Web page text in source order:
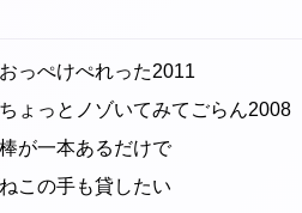
っぺけぺれった2011
ょっとノゾいてみてごらん2008
が一本あるだけで
この手も貸したい